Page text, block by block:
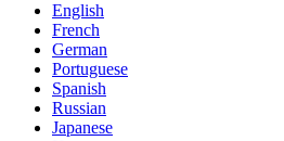
English
French
German
Portuguese
Spanish
Russian
Japanese